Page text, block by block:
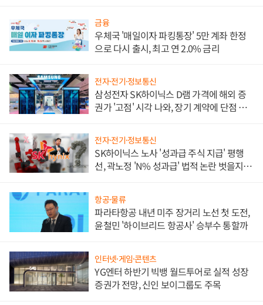
금융
우체국 '매일이자 파킹통장' 5만 계좌 한정
으로 다시 출시, 최고 연 2.0% 금리
전자·전기·정보통신
삼성전자 SK하이닉스 D램 가격에 해외 증
권가 '고점' 시각 나와, 장기 계약에 단점 부
전자·전기·정보통신
SK하이닉스 노사 '성과급 주식 지급' 평행
선, 곽노정 'N% 성과급' 법적 논란 벗을지 주
항공·물류
파라타항공 내년 미주 장거리 노선 첫 도전,
윤철민 '하이브리드 항공사' 승부수 통할까
인터넷·게임·콘텐츠
YG엔터 하반기 빅뱅 월드투어로 실적 성장
증권가 전망, 신인 보이그룹도 주목